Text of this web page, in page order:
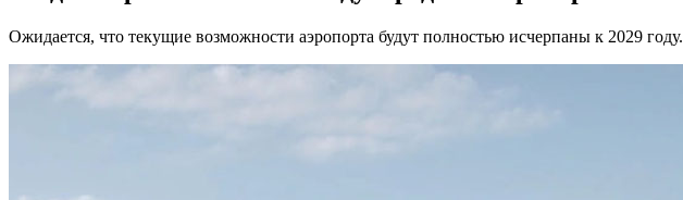
Ожидается, что текущие возможности аэропорта будут полностью исчерпаны к 2029 году.